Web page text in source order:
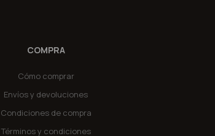
COMPRA
Cómo comprar
Envíos y devoluciones
Condiciones de compra
Términos y condiciones